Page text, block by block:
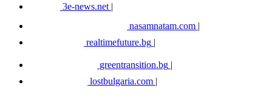
3e-news.net |
nasamnatam.com |
realtimefuture.bg |
greentransition.bg |
lostbulgaria.com |